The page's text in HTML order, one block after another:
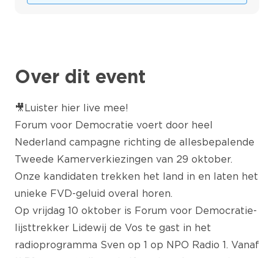
Over dit event
🎥Luister hier live mee!
Forum voor Democratie voert door heel
Nederland campagne richting de allesbepalende
Tweede Kamerverkiezingen van 29 oktober.
Onze kandidaten trekken het land in en laten het
unieke FVD-geluid overal horen.
Op vrijdag 10 oktober is Forum voor Democratie-
lijsttrekker Lidewij de Vos te gast in het
radioprogramma Sven op 1 op NPO Radio 1. Vanaf